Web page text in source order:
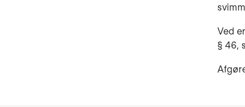
Ved
§ 46,